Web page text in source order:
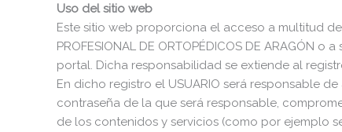
Uso del sitio web
Este sitio web proporciona el acceso a multitud
PROFESIONAL DE ORTOPÉDICOS DE ARAGÓN
portal. Dicha responsabilidad se extiende al
En dicho registro el USUARIO será responsable
contraseña de la que será responsable,
de los contenidos y servicios (como por ejemplo